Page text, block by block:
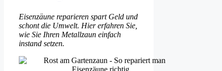
Eisenzäune reparieren spart Geld und
schont die Umwelt. Hier erfahren Sie,
wie Sie Ihren Metallzaun einfach
instand setzen.